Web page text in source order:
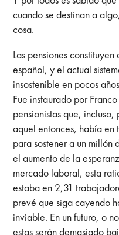
cuando se destinan a
cosa.
Las pensiones
español, y el actual
insostenible en pocos
Fue instaurado por
pensionistas que,
aquel entonces, había en
para sostener a un millón
el aumento de la
mercado laboral, esta
estaba en 2,31
prevé que siga cayendo
inviable. En un futuro, o
estas serán demasiado